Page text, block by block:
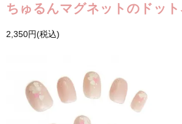
ちゅるんマグネットのドッ
2,350円(税込)